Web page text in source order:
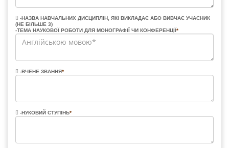
-НАЗВА НАВЧАЛЬНИХ ДИСЦИПЛІН, ЯКІ ВИКЛАДАЄ АБО ВИВЧАЄ УЧАСНИК
(НЕ БІЛЬШЕ 3)
-ТЕМА НАУКОВОЇ РОБОТИ ДЛЯ МОНОГРАФІЇ ЧИ КОНФЕРЕНЦІЇ*
-ВЧЕНЕ ЗВАННЯ*
-НУКОВИЙ СТУПІНЬ*